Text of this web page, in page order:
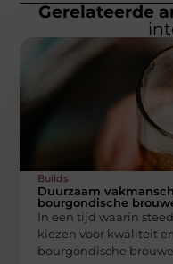
Gerelateerde
Builds
Duurzaam
bourgondische
In een tijd waarin
kiezen voor kwaliteit
bourgondische